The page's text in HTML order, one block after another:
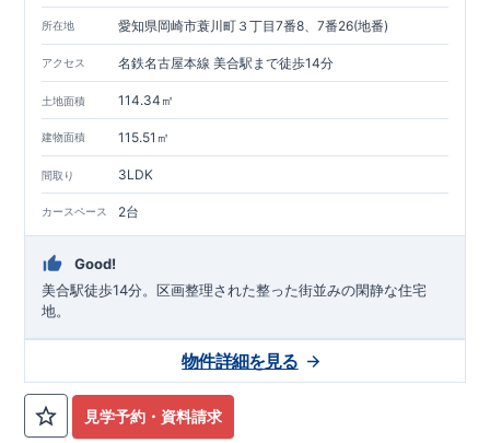
所在地 愛知県岡崎市蓑川町３丁目7番8、7番26(地番)
アクセス 名鉄名古屋本線 美合駅まで徒歩14分
土地面積 114.34㎡
建物面積 115.51㎡
間取り 3LDK
カースペース 2台
Good!
美合駅徒歩14分。区画整理された整った街並みの閑静な住宅
地。
見学予約・資料請求
物件詳細を見る